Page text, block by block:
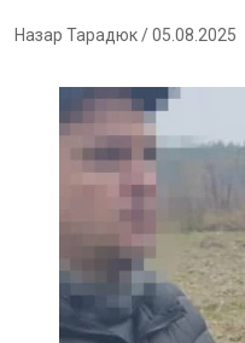
Назар Тарадюк/ 05.08.2025